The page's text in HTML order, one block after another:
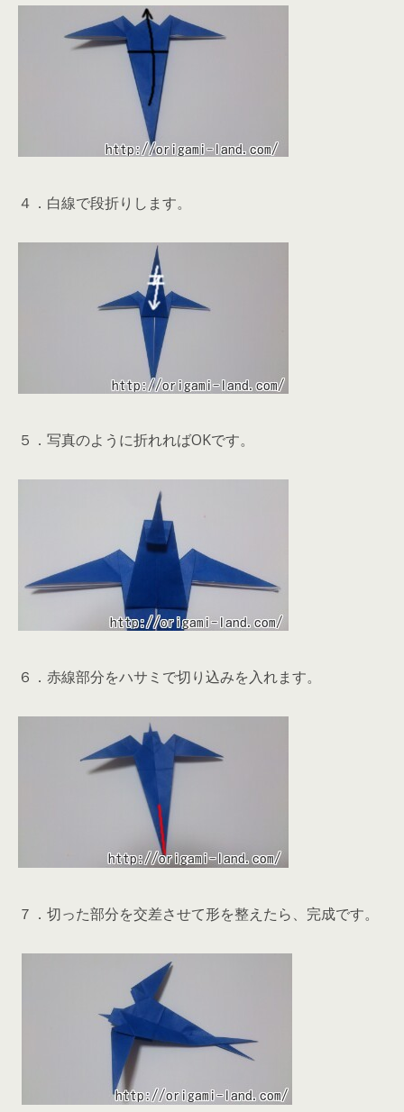
４．白線で段折りします。
５．写真のように折れればOKです。
６．赤線部分をハサミで切り込みを入れます。
７．切った部分を交差させて形を整えたら、完成です。